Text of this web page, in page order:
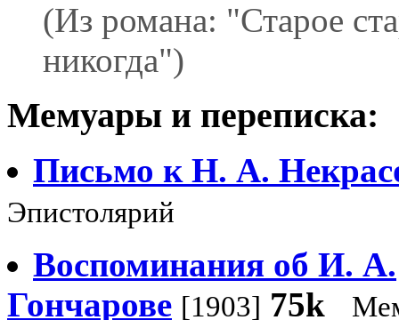
(Из романа: "Старое
никогда")
Мемуары и переписка:
Письмо к Н. А.
Эпистолярий
Воспоминания об И. А.
Гончарове [1903] 75k